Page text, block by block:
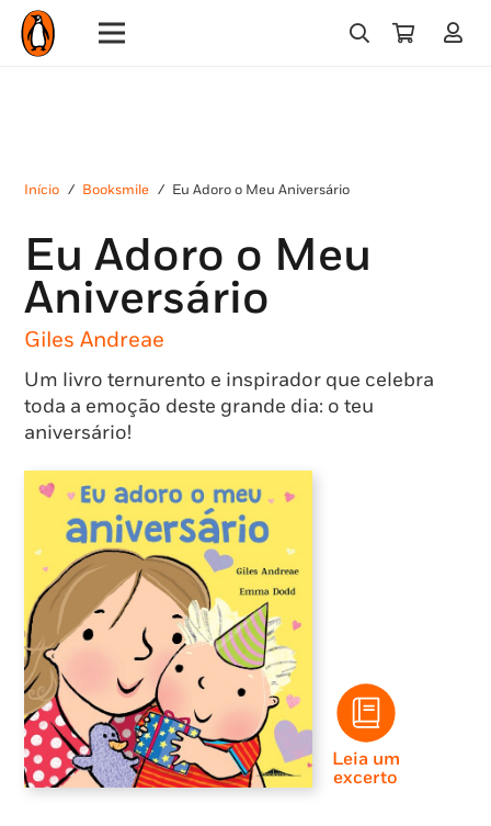
Início / Booksmile / Eu Adoro o Meu Aniversário
Eu Adoro o Meu
Aniversário
Giles Andreae
Um livro ternurento e inspirador que celebra
toda a emoção deste grande dia: o teu
aniversário!
Leia um
excerto